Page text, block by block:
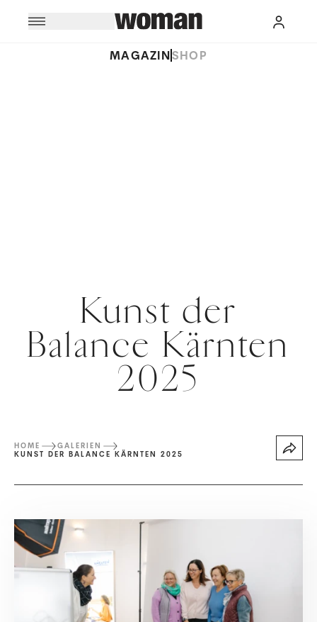
MAGAZINSHOP
Kunst der
Balance Kärnten
2025
HOME
GALERIEN
KUNST DER BALANCE KÄRNTEN 2025